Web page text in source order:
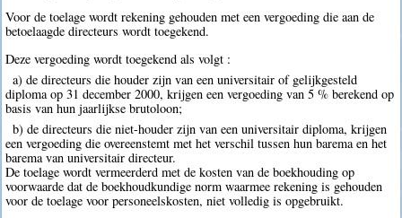
Voor de toelage wordt rekening gehouden met een vergoeding die aan de
betoelaagde directeurs wordt toegekend.
Deze vergoeding wordt toegekend als volgt :
a) de directeurs die houder zijn van een universitair of gelijkgesteld
diploma op 31 december 2000, krijgen een vergoeding van 5 % berekend op
basis van hun jaarlijkse brutoloon;
b) de directeurs die niet-houder zijn van een universitair diploma, krijgen
een vergoeding die overeenstemt met het verschil tussen hun barema en het
barema van universitair directeur.
De toelage wordt vermeerderd met de kosten van de boekhouding op
voorwaarde dat de boekhoudkundige norm waarmee rekening is gehouden
voor de toelage voor personeelskosten, niet volledig is opgebruikt.